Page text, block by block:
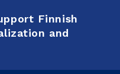
Finnish
and